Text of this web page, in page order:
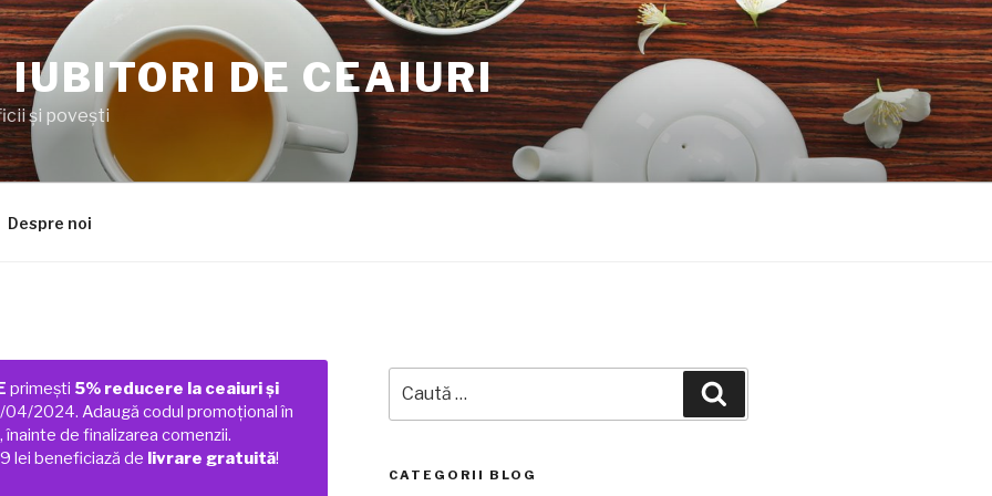
IUBITORI DE CEAIURI
şi poveşti
Despre noi
primești 5% reducere la ceaiuri și
04/2024. Adaugă codul promoțional în
de finalizarea comenzii.
lei beneficiază de livrare gratuită!
după:
CATEGORII BLOG